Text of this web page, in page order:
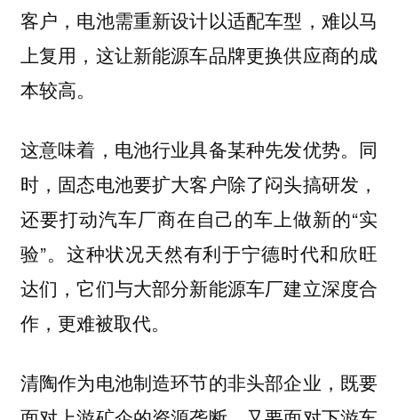
客户，电池需重新设计以适配车型，难以马
上复用，这让新能源车品牌更换供应商的成
本较高。
这意味着，电池行业具备某种先发优势。同
时，固态电池要扩大客户除了闷头搞研发，
还要打动汽车厂商在自己的车上做新的“实
验”。这种状况天然有利于宁德时代和欣旺
达们，它们与大部分新能源车厂建立深度合
作，更难被取代。
清陶作为电池制造环节的非头部企业，既要